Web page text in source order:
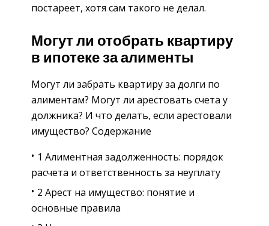
постареет, хотя сам такого не делал.
Могут ли отобрать квартиру
в ипотеке за алименты
Могут ли забрать квартиру за долги по
алиментам? Могут ли арестовать счета у
должника? И что делать, если арестовали
имущество? Содержание
1 Алиментная задолженность: порядок
расчета и ответственность за неуплату
2 Арест на имущество: понятие и
основные правила